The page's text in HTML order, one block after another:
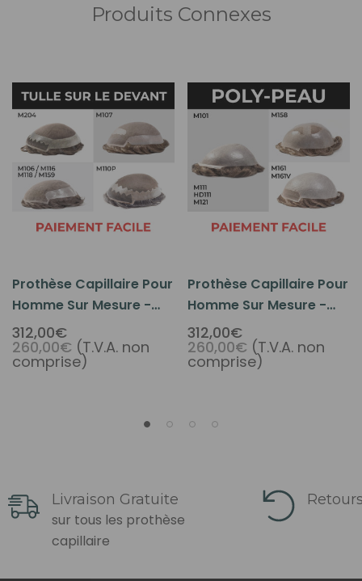
Produits Connexes
Prothèse Capillaire Pour
Homme Sur Mesure -
Base En Tulle Avec Poly
312,00€
260,00€ (T.V.A. non
comprise)
Prothèse Capillaire Pour
Homme Sur Mesure -
Base En Polyuréthane
312,00€
260,00€ (T.V.A. non
comprise)
Livraison Gratuite
sur tous les prothèse
capillaire